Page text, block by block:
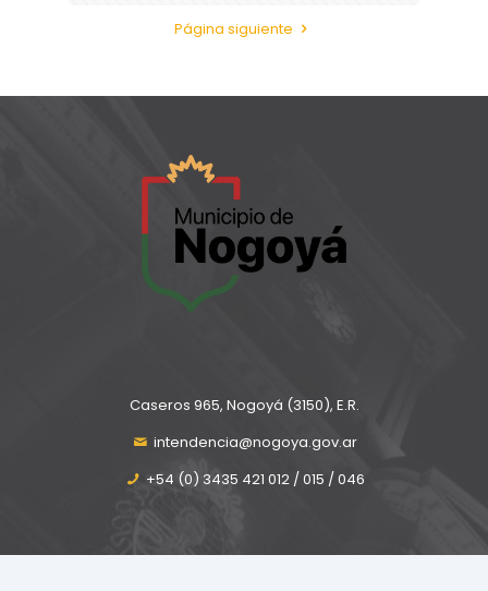
Página siguiente
Caseros 965, Nogoyá (3150), E.R.
intendencia@nogoya.gov.ar
+54 (0) 3435 421 012 / 015 / 046